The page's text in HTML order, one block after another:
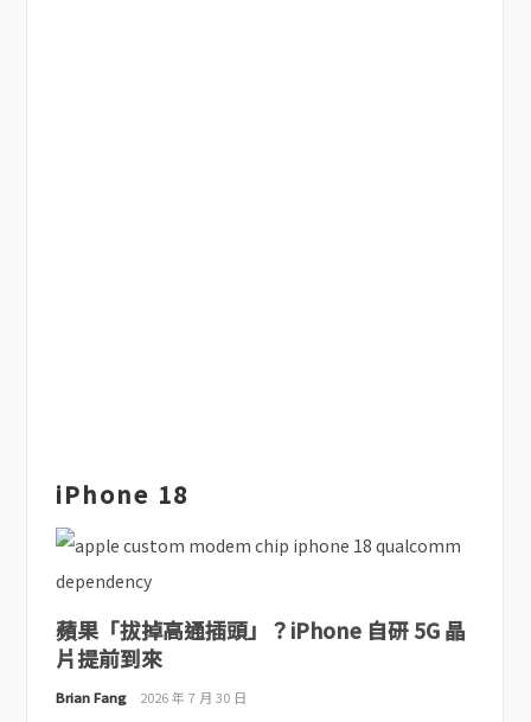
iPhone 18
蘋果「拔掉高通插頭」？iPhone 自研 5G 晶
片提前到來
Brian Fang 2026 年 7 月 30 日